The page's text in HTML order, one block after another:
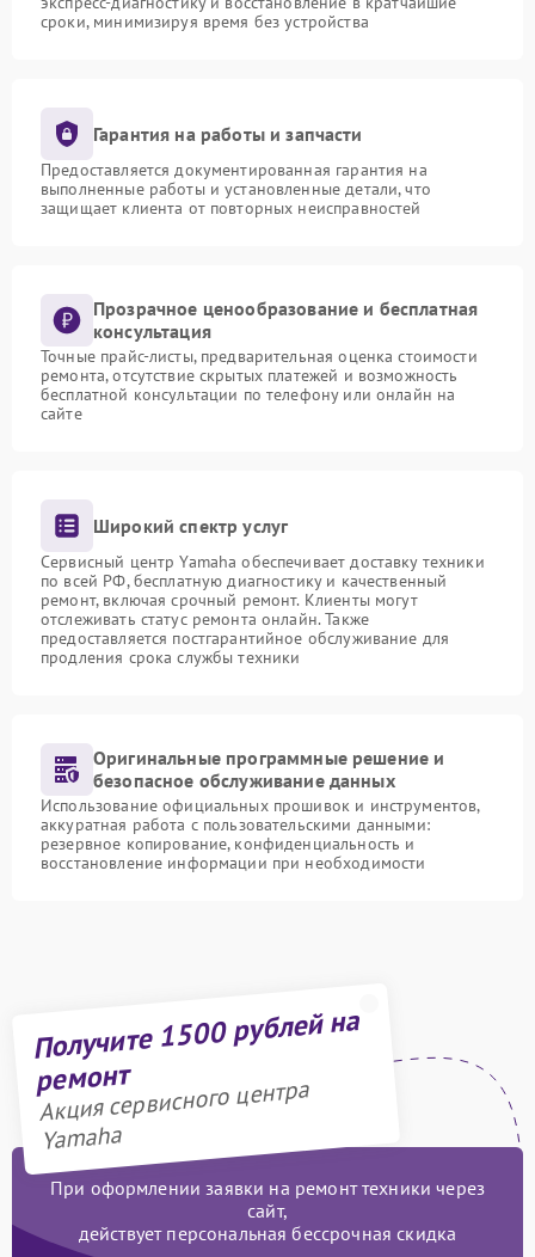
сроки, минимизируя время без устройства
Гарантия на работы и запчасти
Предоставляется документированная гарантия на
выполненные работы и установленные детали, что
защищает клиента от повторных неисправностей
Прозрачное ценообразование и бесплатная
консультация
Точные прайс-листы, предварительная оценка стоимости
ремонта, отсутствие скрытых платежей и возможность
бесплатной консультации по телефону или онлайн на
сайте
Широкий спектр услуг
Сервисный центр Yamaha обеспечивает доставку техники
по всей РФ, бесплатную диагностику и качественный
ремонт, включая срочный ремонт. Клиенты могут
отслеживать статус ремонта онлайн. Также
предоставляется постгарантийное обслуживание для
продления срока службы техники
Оригинальные программные решение и
безопасное обслуживание данных
Использование официальных прошивок и инструментов,
аккуратная работа с пользовательскими данными:
резервное копирование, конфиденциальность и
восстановление информации при необходимости
Получите 1500 рублей на
ремонт
Акция сервисного центра
Yamaha
При оформлении заявки на ремонт техники через
сайт,
действует персональная бессрочная скидка